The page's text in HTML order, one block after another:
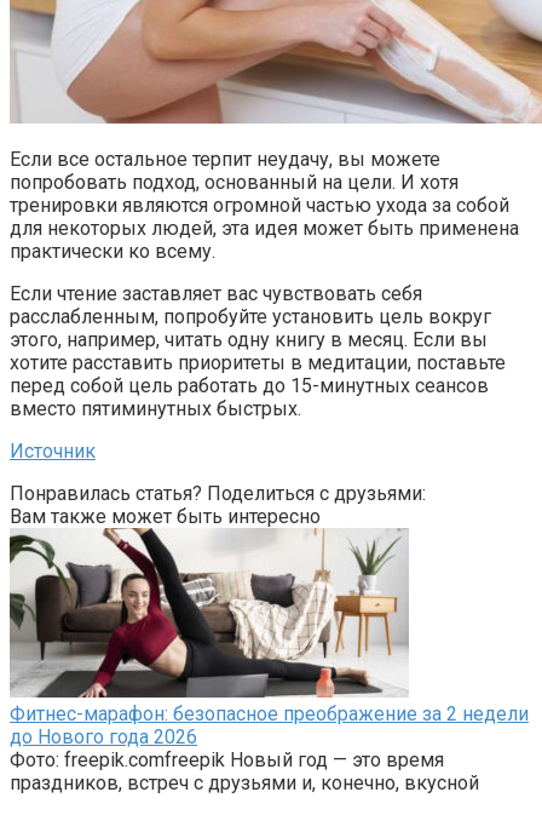
Если все остальное терпит неудачу, вы можете
попробовать подход, основанный на цели. И хотя
тренировки являются огромной частью ухода за собой
для некоторых людей, эта идея может быть применена
практически ко всему.
Если чтение заставляет вас чувствовать себя
расслабленным, попробуйте установить цель вокруг
этого, например, читать одну книгу в месяц. Если вы
хотите расставить приоритеты в медитации, поставьте
перед собой цель работать до 15-минутных сеансов
вместо пятиминутных быстрых.
Источник
Понравилась статья? Поделиться с друзьями:
Вам также может быть интересно
Фитнес-марафон: безопасное преображение за 2 недели
до Нового года 2026
Фото: freepik.comfreepik Новый год — это время
праздников, встреч с друзьями и, конечно, вкусной